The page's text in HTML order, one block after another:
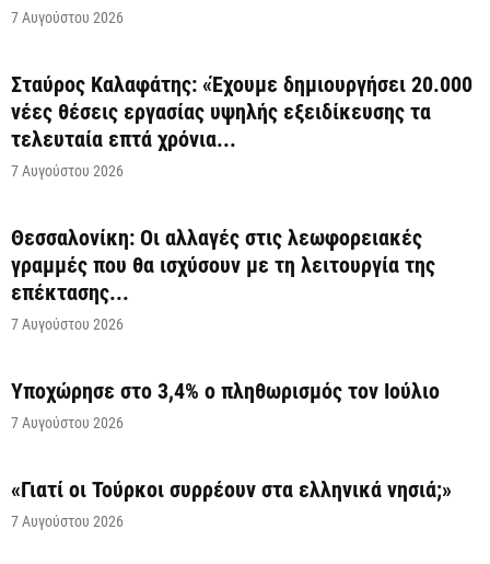
7 Αυγούστου 2026
Σταύρος Καλαφάτης: «Έχουμε δημιουργήσει 20.000
νέες θέσεις εργασίας υψηλής εξειδίκευσης τα
τελευταία επτά χρόνια...
7 Αυγούστου 2026
Θεσσαλονίκη: Οι αλλαγές στις λεωφορειακές
γραμμές που θα ισχύσουν με τη λειτουργία της
επέκτασης...
7 Αυγούστου 2026
Υποχώρησε στο 3,4% ο πληθωρισμός τον Ιούλιο
7 Αυγούστου 2026
«Γιατί οι Τούρκοι συρρέουν στα ελληνικά νησιά;»
7 Αυγούστου 2026